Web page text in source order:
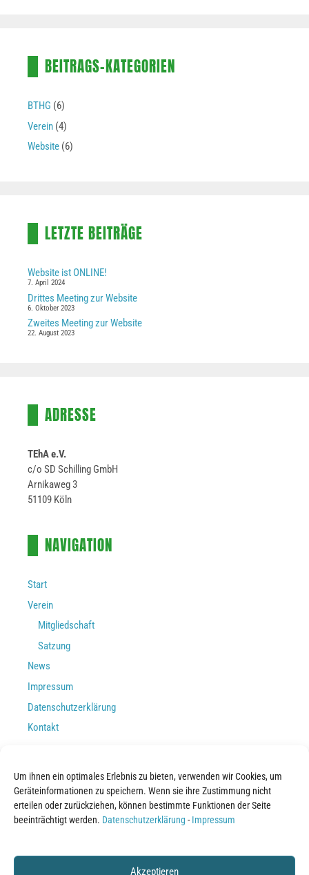
Um ihnen ein optimales Erlebnis zu bieten, verwenden wir Cookies, um
Geräteinformationen zu speichern. Wenn sie ihre Zustimmung nicht
erteilen oder zurückziehen, können bestimmte Funktionen der Seite
beeinträchtigt werden. Datenschutzerklärung -Impressum
Akzeptieren
BEITRAGS-KATEGORIEN
BTHG (6)
Verein (4)
Website (6)
LETZTE BEITRÄGE
Website ist ONLINE!
7. April 2024
Drittes Meeting zur Website
6. Oktober 2023
Zweites Meeting zur Website
22. August 2023
ADRESSE
TEhA e.V.
c/o SD Schilling GmbH
Arnikaweg 3
51109 Köln
NAVIGATION
Start
Verein
Mitgliedschaft
Satzung
News
Impressum
Datenschutzerklärung
Kontakt
MITGLIEDSCHAFT
Mitgliedsantrag
Passwort vergessen?